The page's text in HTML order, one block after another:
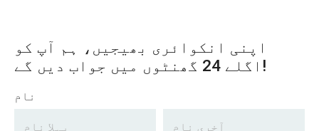
اپنی انکوائری بھیجیں، ہم آپ کو
اگلے 24 گھنٹوں میں جواب دیں گے!
نام